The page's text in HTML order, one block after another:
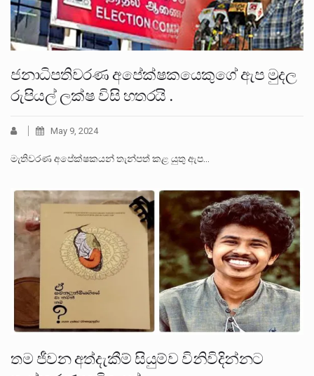
ජනාධිපතිවරණ අපේක්ෂකයෙකුගේ ඇප මුදල
රුපියල් ලක්ෂ විසි හතරයි .
May 9, 2024
මැතිවරණ අපේක්ෂකයන් තැන්පත් කළ යුතු ඇප…
තම ජීවන අත්දැකීම් සියුම්ව විනිවිදින්නට